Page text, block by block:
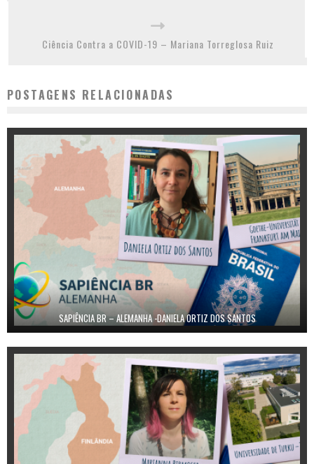
Ciência Contra a COVID-19 – Mariana Torreglosa Ruiz
POSTAGENS RELACIONADAS
SAPIÊNCIA BR – ALEMANHA -DANIELA ORTIZ DOS SANTOS